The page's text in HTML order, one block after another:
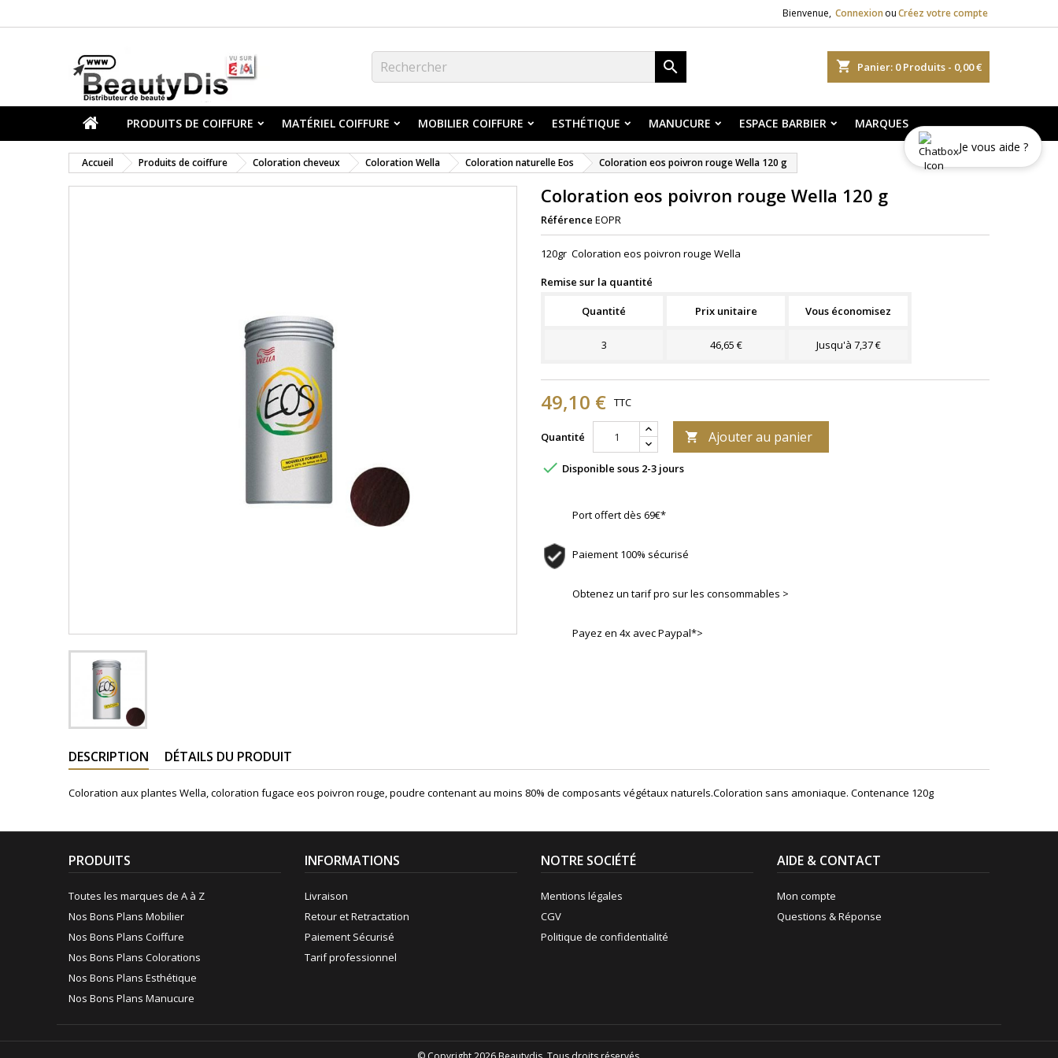
Bienvenue, Connexion ouCréez votre compte
shopping_cart Panier: 0Produits - 0,00 €

PRODUITS DE COIFFURE MATÉRIEL COIFFURE MOBILIER COIFFURE ESTHÉTIQUE MANUCURE ESPACE BARBIER MARQUES
Accueil Produits de coiffure Coloration cheveux Coloration Wella Coloration naturelle Eos Coloration eos poivron rouge Wella 120 g
Coloration eos poivron rouge Wella 120 g
Référence EOPR
120gr Coloration eos poivron rouge Wella
Remise sur la quantité
Quantité Prix unitaire Vous économisez
3 46,65 € Jusqu'à 7,37 €
49,10 € TTC
Quantité  Ajouter au panier
 Disponible sous 2-3 jours
Port offert dès 69€*
Paiement 100% sécurisé
Obtenez un tarif pro sur les consommables >
Payez en 4x avec Paypal*>
DESCRIPTION DÉTAILS DU PRODUIT
Coloration aux plantes Wella, coloration fugace eos poivron rouge, poudre contenant au moins 80% de composants végétaux naturels.Coloration sans amoniaque. Contenance 120g
PRODUITS
Toutes les marques de A à Z
Nos Bons Plans Mobilier
Nos Bons Plans Coiffure
Nos Bons Plans Colorations
Nos Bons Plans Esthétique
Nos Bons Plans Manucure
INFORMATIONS
Livraison
Retour et Retractation
Paiement Sécurisé
Tarif professionnel
NOTRE SOCIÉTÉ
Mentions légales
CGV
Politique de confidentialité
AIDE & CONTACT
Mon compte
Questions & Réponse
Je vous aide ?